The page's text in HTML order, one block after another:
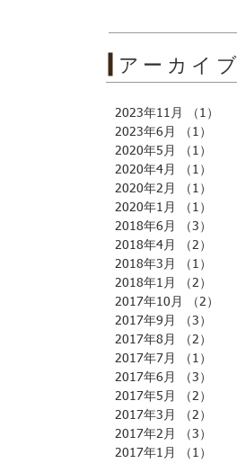
アーカイブ
2023年11月 （1）
2023年6月
（1）
2020年5月
（1）
2020年4月
（1）
2020年2月
（1）
2020年1月
（1）
2018年6月
（3）
2018年4月
（2）
2018年3月
（1）
2018年1月
（2）
2017年10月
（2）
2017年9月
（3）
2017年8月
（2）
2017年7月
（1）
2017年6月
（3）
2017年5月
（2）
2017年3月
（2）
2017年2月
（3）
2017年1月
（1）